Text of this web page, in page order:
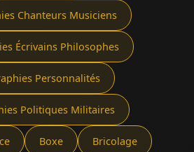
Chanteurs Musiciens
Écrivains Philosophes
Personnalités
Politiques Militaires
Boxe Bricolage